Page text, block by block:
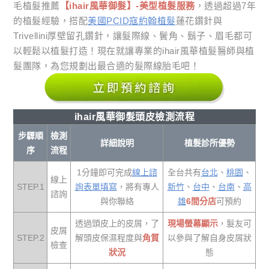
毛植髮推薦 【ihair風華御髮】-美型植髮服務，透過超過7年
的植髮經驗，搭配美國PCID寇約翰植髮蓮花鑽針與
Trivellini厚壁留孔鑽針，讓髮際線、鬢角、鬍子、眉毛都可
以輕鬆以植髮打造！現在就讓專業的ihair風華植髮醫師與植
髮團隊，為您規劃出最合適的髮際線胎毛吧！
ihair風華御髮頭皮檢測流程
步驟順
序
檢測
流程
詳細說明 植髮診所優勢
STEP.1
線上
諮詢
1分鐘即可完成線上諮
詢表單填寫 ，將有專人
與你聯絡
全台共有台北 、 桃園 、
新竹、 台中 、 台南、 高
雄6間分店可預約
STEP.2
皮屑
檢查
透過頭皮上的皮屑，了
解頭皮保濕程度與角質
狀況
現場螢幕顯示，髮友可
以參與了解自身皮屑狀
態